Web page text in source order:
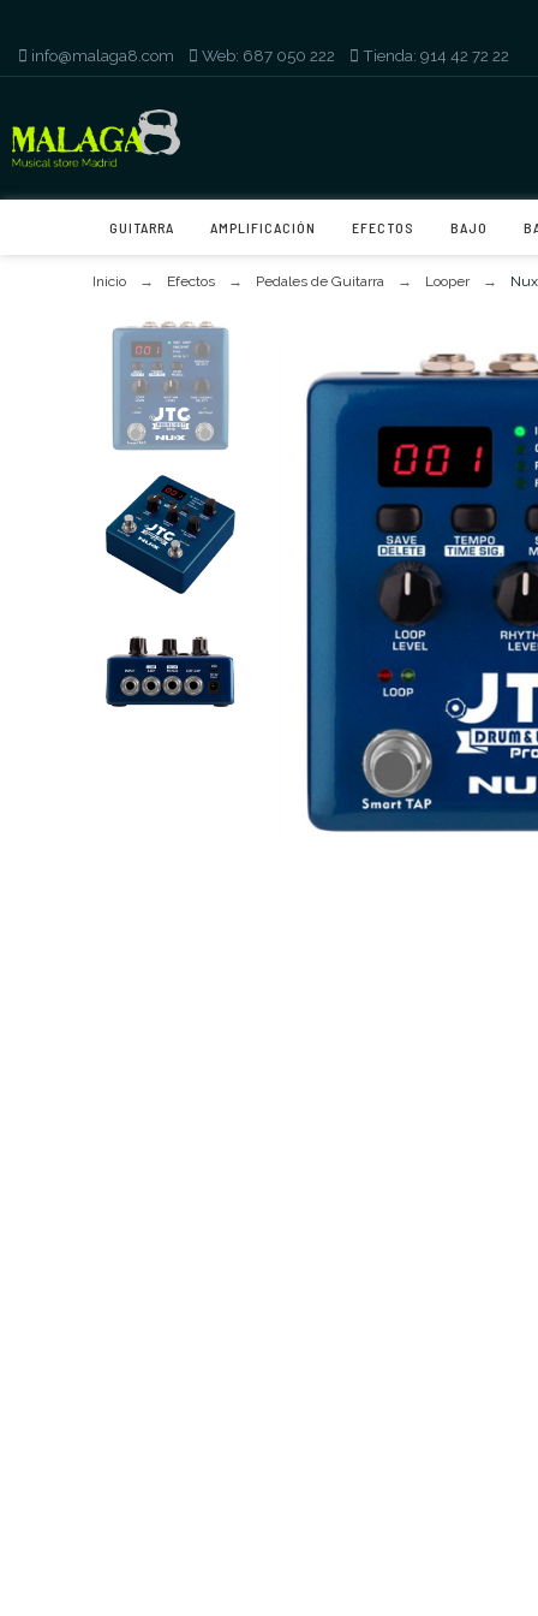
info@malaga8.com Web: 687 050 222 Tienda: 914 42 72 22
GUITARRA AMPLIFICACIÓN EFECTOS BAJO
Inicio Efectos Pedales de Guitarra Looper